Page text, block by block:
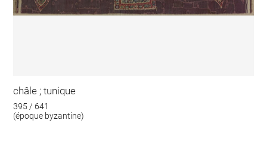
châle ; tunique
395 / 641
(époque byzantine)